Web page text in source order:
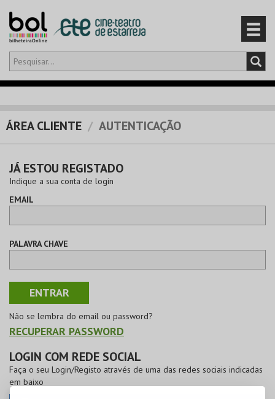
Olá,iniciar sessão
EVENTOS
CARTÕES
PRODUTOS
ÁREA CLIENTE AUTENTICAÇÃO
JÁ ESTOU REGISTADO
Indique a sua conta de login
EMAIL
PALAVRA CHAVE
Não se lembra do email ou password?
RECUPERAR PASSWORD
LOGIN COM REDE SOCIAL
Faça o seu Login/Registo através de uma das redes sociais indicadas
em baixo